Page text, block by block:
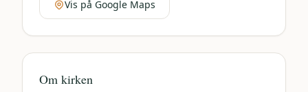
Vis på Google Maps
Om kirken